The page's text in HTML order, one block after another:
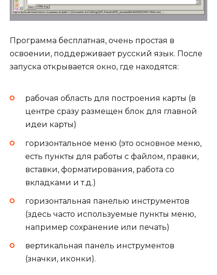
Программа бесплатная, очень простая в
освоении, поддерживает русский язык. После
запуска открывается окно, где находятся:
рабочая область для построения карты (в
центре сразу размещен блок для главной
идеи карты)
горизонтальное меню (это основное меню,
есть пункты для работы с файлом, правки,
вставки, форматирования, работа со
вкладками и т.д.)
горизонтальная панелью инструментов
(здесь часто используемые пункты меню,
например сохранение или печать)
вертикальная панель инструментов
(значки, иконки).